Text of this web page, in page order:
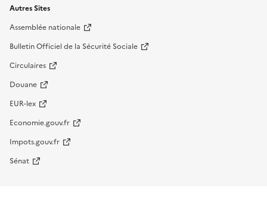
Autres Sites
Assemblée nationale
Bulletin Officiel de la Sécurité Sociale
Circulaires
Douane
EUR-lex
Economie.gouv.fr
Impots.gouv.fr
Sénat